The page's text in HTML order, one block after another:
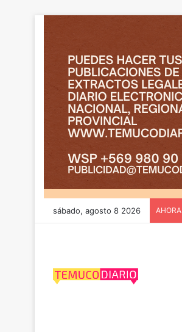
sábado, agosto 8 2026 AHORA